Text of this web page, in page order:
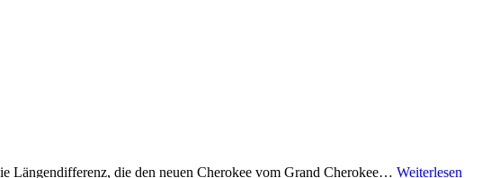
Längendifferenz, die den neuen Cherokee vom Grand Cherokee… Weiterlesen